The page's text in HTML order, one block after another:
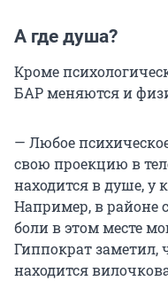
А где душа?
Кроме
БАР меняются и
— Любое
свою проекцию в
находится в душе, у
Например, в районе
боли в этом месте
Гиппократ заметил,
находится